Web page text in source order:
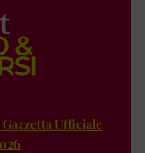
Ufficiale